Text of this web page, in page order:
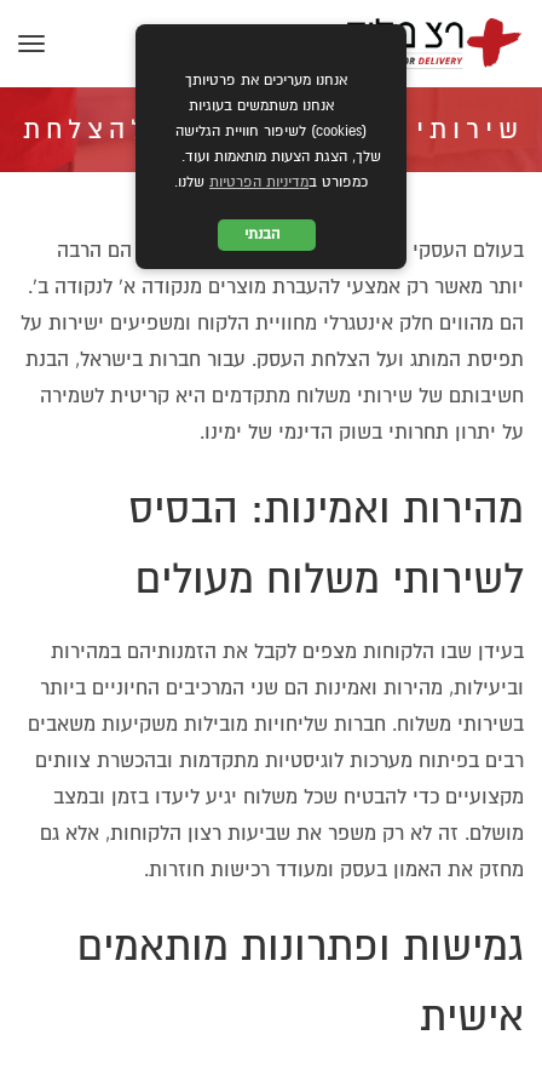
שירותי משלוח: המפתח להצלחת
העסקים בישראל
ראשי » מאמרים » שירותי משלוח: המפתח להצלחת העסקים בישראל
בעולם העסקי המודרני, שירותי משלוח איכותיים הם הרבה
יותר מאשר רק אמצעי להעברת מוצרים מנקודה א' לנקודה ב'.
הם מהווים חלק אינטגרלי מחוויית הלקוח ומשפיעים ישירות על
תפיסת המותג ועל הצלחת העסק. עבור חברות בישראל, הבנת
חשיבותם של שירותי משלוח מתקדמים היא קריטית לשמירה
על יתרון תחרותי בשוק הדינמי של ימינו.
מהירות ואמינות: הבסיס
לשירותי משלוח מעולים
בעידן שבו הלקוחות מצפים לקבל את הזמנותיהם במהירות
וביעילות, מהירות ואמינות הם שני המרכיבים החיוניים ביותר
בשירותי משלוח. חברות שליחויות מובילות משקיעות משאבים
רבים בפיתוח מערכות לוגיסטיות מתקדמות ובהכשרת צוותים
מקצועיים כדי להבטיח שכל משלוח יגיע ליעדו בזמן ובמצב
מושלם. זה לא רק משפר את שביעות רצון הלקוחות, אלא גם
מחזק את האמון בעסק ומעודד רכישות חוזרות.
גמישות ופתרונות מותאמים
אישית
אנחנו מעריכים את פרטיותך
אנחנו משתמשים בעוגיות
(cookies) לשיפור חוויית הגלישה
שלך, הצגת הצעות מותאמות ועוד.
כמפורט במדיניות הפרטיות שלנו.
הבנתי